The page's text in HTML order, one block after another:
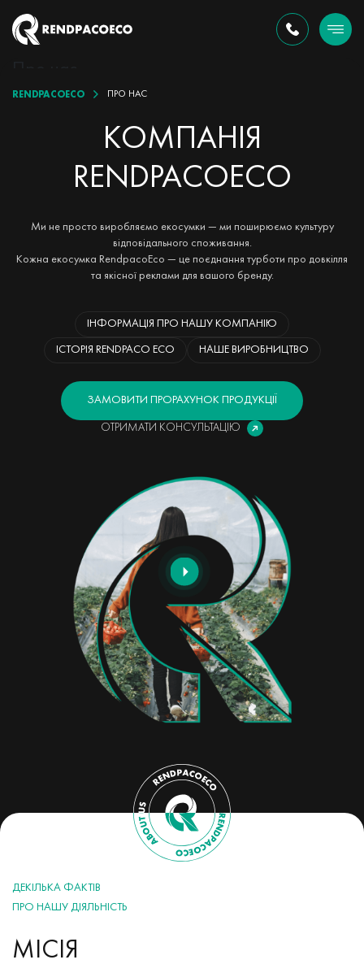
RENDPACOECO ПРО НАС
КОМПАНІЯ
RENDPACOECO
Ми не просто виробляємо екосумки — ми поширюємо культуру
відповідального споживання.
Кожна екосумка RendpacoEco — це поєднання турботи про довкілля
та якісної реклами для вашого бренду.
ІНФОРМАЦІЯ ПРО НАШУ КОМПАНІЮ
ІСТОРІЯ RENDPACO ECO НАШЕ ВИРОБНИЦТВО
ЗАМОВИТИ ПРОРАХУНОК ПРОДУКЦІЇ
ОТРИМАТИ КОНСУЛЬТАЦІЮ
ДЕКІЛЬКА ФАКТІВ
ПРО НАШУ ДІЯЛЬНІСТЬ
МІСІЯ